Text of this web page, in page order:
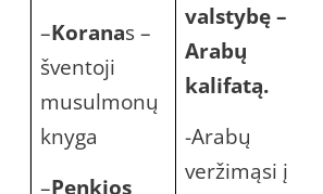
–Koranas –
šventoji
musulmonų
knyga
–Penkios
valstybę –
Arabų
kalifatą.
-Arabų
veržimąsi į